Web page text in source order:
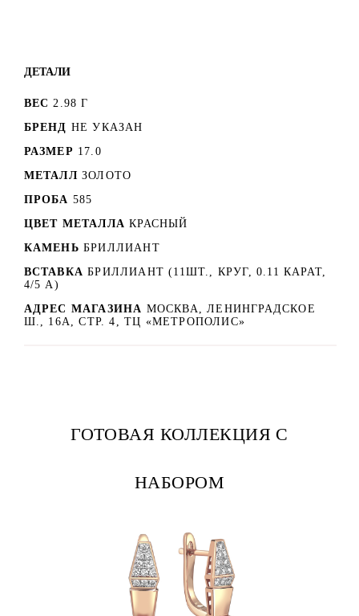
ДЕТАЛИ
ВЕС 2.98 Г
БРЕНД НЕ УКАЗАН
РАЗМЕР 17.0
МЕТАЛЛ ЗОЛОТО
ПРОБА 585
ЦВЕТ МЕТАЛЛА КРАСНЫЙ
КАМЕНЬ БРИЛЛИАНТ
ВСТАВКА БРИЛЛИАНТ (11ШТ., КРУГ, 0.11 КАРАТ,
4/5 А)
АДРЕС МАГАЗИНА МОСКВА, ЛЕНИНГРАДСКОЕ
Ш., 16А, СТР. 4, ТЦ «МЕТРОПОЛИС»
ГОТОВАЯ КОЛЛЕКЦИЯ С
НАБОРОМ